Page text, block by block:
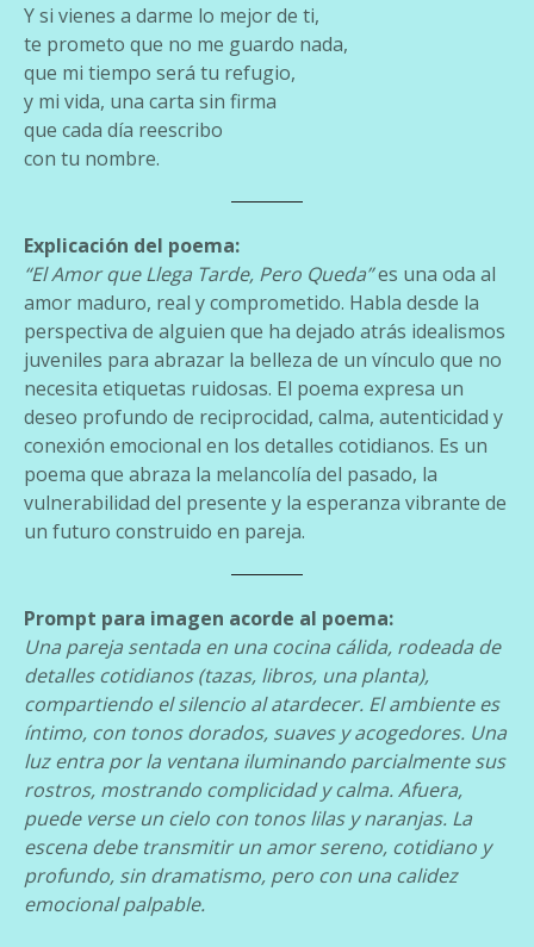
Y si vienes a darme lo mejor de ti,
te prometo que no me guardo nada,
que mi tiempo será tu refugio,
y mi vida, una carta sin firma
que cada día reescribo
con tu nombre.
Explicación del poema:
“El Amor que Llega Tarde, Pero Queda”es una oda al
amor maduro, real y comprometido. Habla desde la
perspectiva de alguien que ha dejado atrás idealismos
juveniles para abrazar la belleza de un vínculo que no
necesita etiquetas ruidosas. El poema expresa un
deseo profundo de reciprocidad, calma, autenticidad y
conexión emocional en los detalles cotidianos. Es un
poema que abraza la melancolía del pasado, la
vulnerabilidad del presente y la esperanza vibrante de
un futuro construido en pareja.
Prompt para imagen acorde al poema:
Una pareja sentada en una cocina cálida, rodeada de
detalles cotidianos (tazas, libros, una planta),
compartiendo el silencio al atardecer. El ambiente es
íntimo, con tonos dorados, suaves y acogedores. Una
luz entra por la ventana iluminando parcialmente sus
rostros, mostrando complicidad y calma. Afuera,
puede verse un cielo con tonos lilas y naranjas. La
escena debe transmitir un amor sereno, cotidiano y
profundo, sin dramatismo, pero con una calidez
emocional palpable.